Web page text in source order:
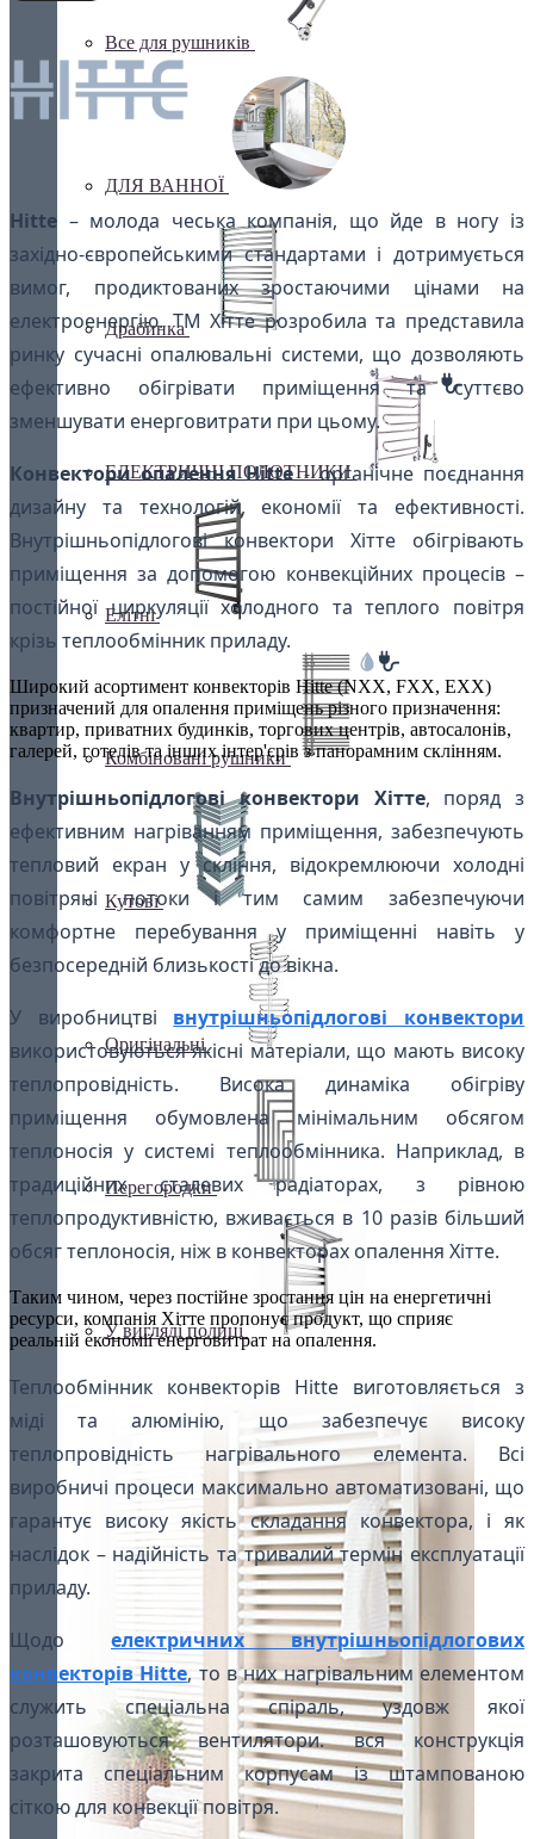
Все для рушників
ДЛЯ ВАННОЇ
Драбинка
ЕЛЕКТРИЧНІ ПОЛОТНИКИ
Елітні
Комбіновані рушники
Кутові
Оригінальні
Перегородки
У вигляді полиці
Hitte – молода чеська компанія, що йде в ногу із
західно-європейськими стандартами і дотримується
вимог, продиктованих зростаючими цінами на
електроенергію. ТМ Хітте розробила та представила
ринку сучасні опалювальні системи, що дозволяють
ефективно обігрівати приміщення та суттєво
зменшувати енерговитрати при цьому.
Конвектори опалення Hitte- органічне поєднання
дизайну та технологій, економії та ефективності.
Внутрішньопідлогові конвектори Хітте обігрівають
приміщення за допомогою конвекційних процесів –
постійної циркуляції холодного та теплого повітря
крізь теплообмінник приладу.
Широкий асортимент конвекторів Hitte (NXX, FXX, EXX)
призначений для опалення приміщень різного призначення:
квартир, приватних будинків, торгових центрів, автосалонів,
галерей, готелів та інших інтер'єрів з панорамним склінням.
Внутрішньопідлогові конвектори Хітте, поряд з
ефективним нагріванням приміщення, забезпечують
тепловий екран у скління, відокремлюючи холодні
повітряні потоки і тим самим забезпечуючи
комфортне перебування у приміщенні навіть у
безпосередній близькості до вікна.
У виробництві внутрішньопідлогові конвектори
використовуються якісні матеріали, що мають високу
теплопровідність. Висока динаміка обігріву
приміщення обумовлена ​​мінімальним обсягом
теплоносія у системі теплообмінника. Наприклад, в
традиційних сталевих радіаторах, з рівною
теплопродуктивністю, вживається в 10 разів більший
обсяг теплоносія, ніж в конвекторах опалення Хітте.
Таким чином, через постійне зростання цін на енергетичні
ресурси, компанія Хітте пропонує продукт, що сприяє
реальній економії енерговитрат на опалення.
Теплообмінник конвекторів Hitte виготовляється з
міді та алюмінію, що забезпечує високу
теплопровідність нагрівального елемента. Всі
виробничі процеси максимально автоматизовані, що
гарантує високу якість складання конвектора, і як
наслідок – надійність та тривалий термін експлуатації
приладу.
Щодо електричних внутрішньопідлогових
конвекторів Hitte, то в них нагрівальним елементом
служить спеціальна спіраль, уздовж якої
розташовуються вентилятори. вся конструкція
закрита спеціальним корпусам із штампованою
сіткою для конвекції повітря.